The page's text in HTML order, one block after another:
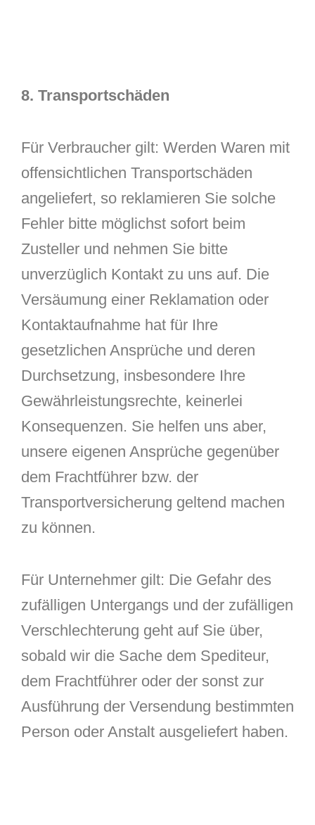
8. Transportschäden
Für Verbraucher gilt: Werden Waren mit
offensichtlichen Transportschäden
angeliefert, so reklamieren Sie solche
Fehler bitte möglichst sofort beim
Zusteller und nehmen Sie bitte
unverzüglich Kontakt zu uns auf. Die
Versäumung einer Reklamation oder
Kontaktaufnahme hat für Ihre
gesetzlichen Ansprüche und deren
Durchsetzung, insbesondere Ihre
Gewährleistungsrechte, keinerlei
Konsequenzen. Sie helfen uns aber,
unsere eigenen Ansprüche gegenüber
dem Frachtführer bzw. der
Transportversicherung geltend machen
zu können.
Für Unternehmer gilt: Die Gefahr des
zufälligen Untergangs und der zufälligen
Verschlechterung geht auf Sie über,
sobald wir die Sache dem Spediteur,
dem Frachtführer oder der sonst zur
Ausführung der Versendung bestimmten
Person oder Anstalt ausgeliefert haben.